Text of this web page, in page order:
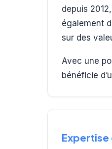
depuis
également
sur des
Avec une
bénéficie
Expertise